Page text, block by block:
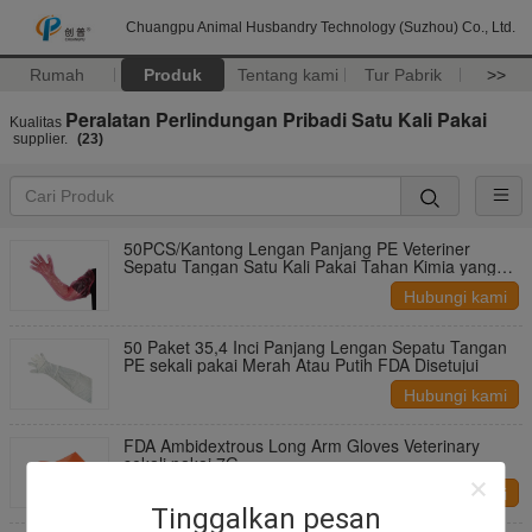
Chuangpu Animal Husbandry Technology (Suzhou) Co., Ltd.
Rumah Produk Tentang kami Tur Pabrik >>
Tinggalkan pesan
Kualitas Peralatan Perlindungan Pribadi Satu Kali Pakai
supplier. (23)
50PCS/Kantong Lengan Panjang PE Veteriner
Sepatu Tangan Satu Kali Pakai Tahan Kimia yang
Hubungi kami
50 Paket 35,4 Inci Panjang Lengan Sepatu Tangan
PE sekali pakai Merah Atau Putih FDA Disetujui
Hubungi kami
FDA Ambidextrous Long Arm Gloves Veterinary
sekali pakai 7G
Hubungi kami